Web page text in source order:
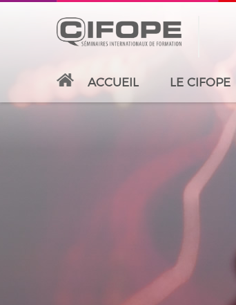
PARIS ABIDJAN ATLANTA
ACCUEIL LE CIFOPE